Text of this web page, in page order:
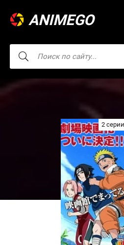
ANIMEGO
2 серии